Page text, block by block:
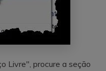
Livre", procure a seção